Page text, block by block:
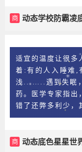
商 动态学校防霸凌
适宜的温度让很多
着:有的人入睡难,
浅...…..遇到失眠
药。医学专家指出
错了还弊多利少，
商 动态底色星星世